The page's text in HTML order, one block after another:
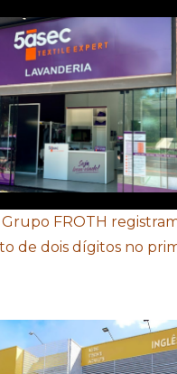
Grupo FROTH
de dois dígitos no